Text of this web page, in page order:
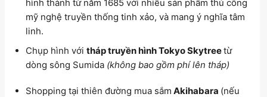
hình thành từ năm 1685 với nhiều sản phẩm thủ công
mỹ nghệ truyền thống tinh xảo, và mang ý nghĩa tâm
linh.
Chụp hình với tháp truyền hình Tokyo Skytreetừ
dòng sông Sumida (không bao gồm phí lên tháp)
Shopping tại thiên đường mua sắm Akihabara (nếu